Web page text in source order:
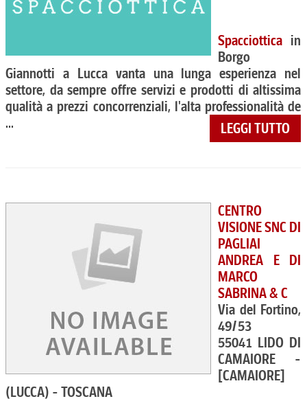
Spacciottica in
Borgo
Giannotti a Lucca vanta una lunga esperienza nel
settore, da sempre offre servizi e prodotti di altissima
qualità a prezzi concorrenziali, l'alta professionalità de
...
LEGGI TUTTO
CENTRO
VISIONE SNC DI
PAGLIAI
ANDREA E DI
MARCO
SABRINA & C
Via del Fortino,
49/53
55041 LIDO DI
CAMAIORE -
[CAMAIORE]
(LUCCA) - TOSCANA